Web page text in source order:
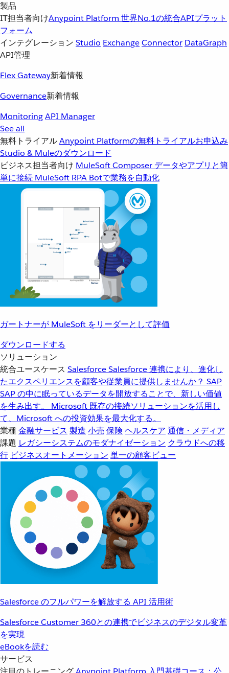
製品
IT担当者向けAnypoint Platform 世界No.1の統合APIプラット
フォーム
インテグレーション Studio ExchangeConnector DataGraph
API管理
Flex Gateway新着情報
Governance新着情報
MonitoringAPI Manager
See all
無料トライアルAnypoint Platformの無料トライアルお申込み
Studio & Muleのダウンロード
ビジネス担当者向け MuleSoft Composer データやアプリと簡
単に接続 MuleSoft RPA Botで業務を自動化
ガートナーが MuleSoft をリーダーとして評価
ダウンロードする
ソリューション
統合ユースケース SalesforceSalesforce 連携により、進化し
たエクスペリエンスを顧客や従業員に提供しませんか？ SAP
SAP の中に眠っているデータを開放することで、新しい価値
を生み出す。
Microsoft 既存の接続ソリューションを活用し
て、Microsoft への投資効果を最大化する。
業種金融サービス 製造 小売 保険 ヘルスケア 通信・メディア
課題 レガシーシステムのモダナイゼーション クラウドへの移
行 ビジネスオートメーション 単一の顧客ビュー
Salesforce のフルパワーを解放する API 活用術
Salesforce Customer 360との連携でビジネスのデジタル変革
を実現
eBookを読む
サービス